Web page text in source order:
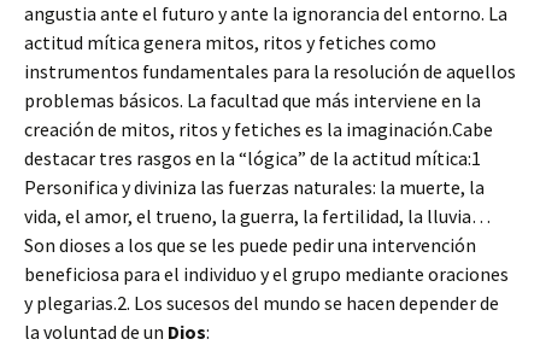
angustia ante el futuro y ante la ignorancia del entorno. La
actitud mítica genera mitos, ritos y fetiches como
instrumentos fundamentales para la resolución de aquellos
problemas básicos. La facultad que más interviene en la
creación de mitos, ritos y fetiches es la imaginación.Cabe
destacar tres rasgos en la “lógica” de la actitud mítica:1
Personifica y diviniza las fuerzas naturales: la muerte, la
vida, el amor, el trueno, la guerra, la fertilidad, la lluvia…
Son dioses a los que se les puede pedir una intervención
beneficiosa para el individuo y el grupo mediante oraciones
y plegarias.2. Los sucesos del mundo se hacen depender de
la voluntad de un Dios: